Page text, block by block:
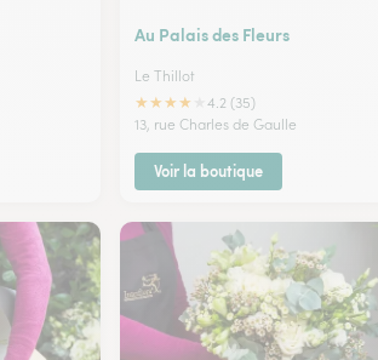
Au Palais des Fleurs
Le Thillot
★★★★
4.2 (35)
13, rue Charles de Gaulle
Voir la boutique